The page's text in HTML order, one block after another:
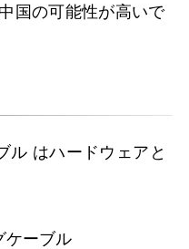
国の可能性が高いで
ル はハードウェアと
ケーブル